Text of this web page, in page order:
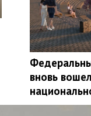
вновь